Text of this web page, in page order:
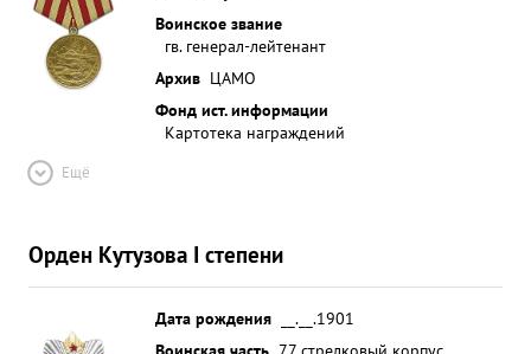
связи, продуманностью аппарата схемы, отдела,
наличием достаточной резерва натренисредств
тов. связи ДУДКОВА. и систематическим
руководством и контролем сос стороны орденом "
Красная Звезда" ...»
Воинское звание
гв. генерал-лейтенант
Архив ЦАМО
Фонд ист. информации
Картотека награждений
Ещё
Орден Кутузова I степени
Дата рождения
__.__.1901